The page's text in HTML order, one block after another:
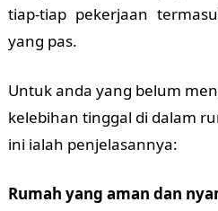
tiap-tiap pekerjaan
yang pas.
Untuk anda yang belum
kelebihan tinggal di dalam
ini ialah penjelasannya:
Rumah yang aman dan